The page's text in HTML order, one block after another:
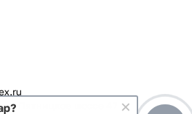
Пятницкое шоссе 47